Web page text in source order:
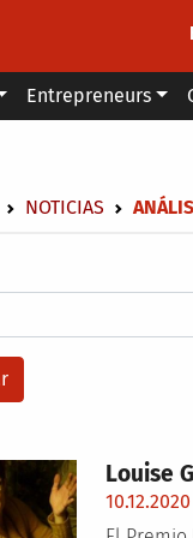
Entrepreneurs
NOTICIAS
Louise
10.12.2020